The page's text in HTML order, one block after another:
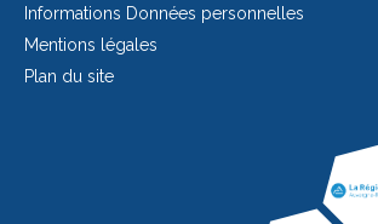
Informations Données personnelles
Mentions légales
Plan du site